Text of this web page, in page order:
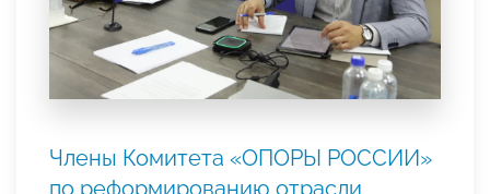
Члены Комитета «ОПОРЫ РОССИИ»
по реформированию отрасли